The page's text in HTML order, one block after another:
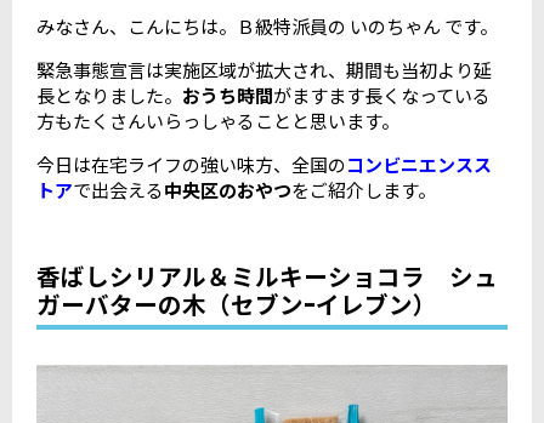
みなさん、こんにちは。Ｂ級特派員の いのちゃん です。
緊急事態宣言は実施区域が拡大され、期間も当初より延
長となりました。 おうち時間がますます長くなっている
方もたくさんいらっしゃることと思います。
今日は在宅ライフの強い味方、全国のコンビニエンスス
トアで出会える中央区のおやつをご紹介します。
香ばしシリアル＆ミルキーショコラ シュ
ガーバターの木（セブンｰイレブン）